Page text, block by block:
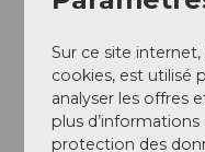
Informations
Nombre de
Nombre de
Sur ce site internet,
cookies, est utilisé
analyser les offres
plus d’informations
protection des